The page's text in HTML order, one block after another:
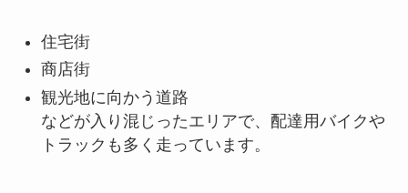
住宅街
商店街
観光地に向かう道路
などが入り混じったエリアで、配達用バイクや
トラックも多く走っています。